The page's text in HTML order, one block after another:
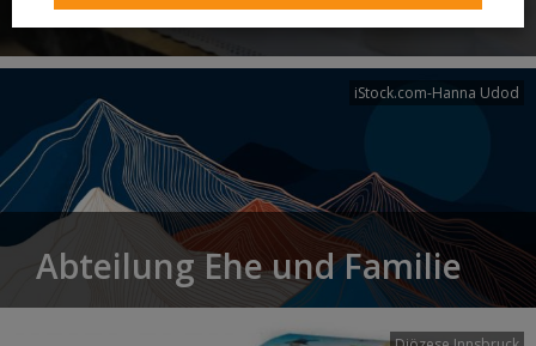
Erstkommunion
iStock.com-Hanna Udod
Abteilung Ehe und Familie